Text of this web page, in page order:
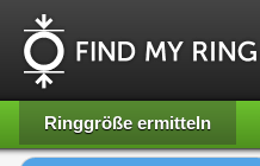
Ringgröße ermitteln